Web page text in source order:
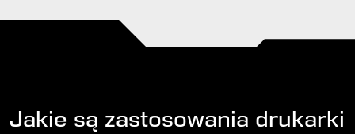
Jakie są zastosowania drukarki